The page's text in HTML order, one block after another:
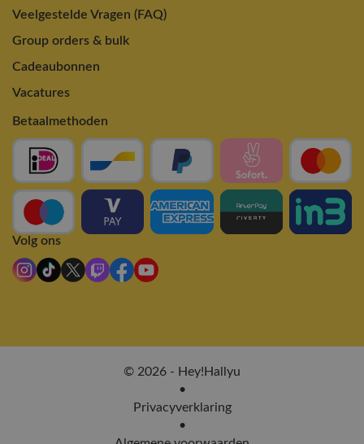
Veelgestelde Vragen (FAQ)
Group orders & bulk
Cadeaubonnen
Vacatures
Betaalmethoden
Volg ons
© 2026 - Hey!Hallyu
•
Privacyverklaring
•